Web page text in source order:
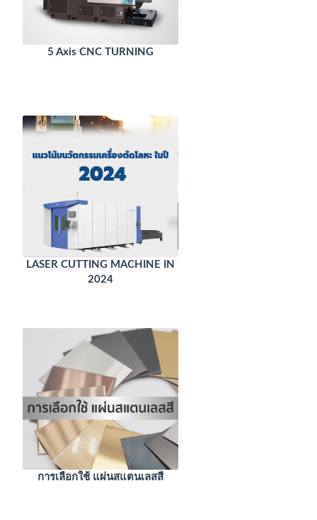
5 Axis CNC TURNING
LASER CUTTING MACHINE IN
2024
การเลือกใช้ แผ่นสแตนเลสสี